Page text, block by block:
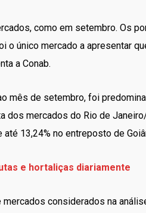
como em setembro. Os
único mercado a apresentar
a Conab.
mês de setembro, foi
mercados do Rio de
13,24% no entreposto de
e hortaliças diariamente
considerados na